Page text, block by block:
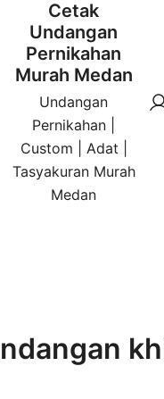
Cetak
Undangan
Pernikahan
Murah Medan
Undangan
Pernikahan |
Custom | Adat |
Tasyakuran Murah
Medan